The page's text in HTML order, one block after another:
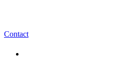
Contact